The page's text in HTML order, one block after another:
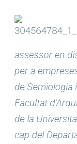
assessor en
per a
de Semiologia
Facultat
de la
cap del